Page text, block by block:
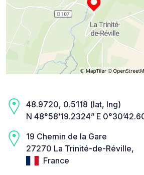
48.9720, 0.5118 (lat, lng)
N 48°58’19.2324” E
19 Chemin de la Gare
27270 La Trinité-de-Réville,
France